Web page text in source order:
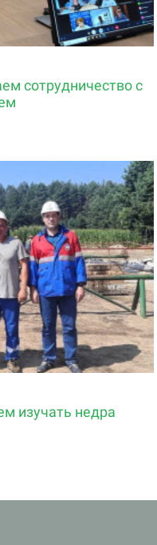
сотрудничество с
изучать недра